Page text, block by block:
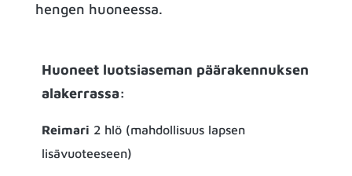
hengen huoneessa.
Huoneet luotsiaseman päärakennuksen
alakerrassa:
Reimari 2 hlö (mahdollisuus lapsen
lisävuoteeseen)